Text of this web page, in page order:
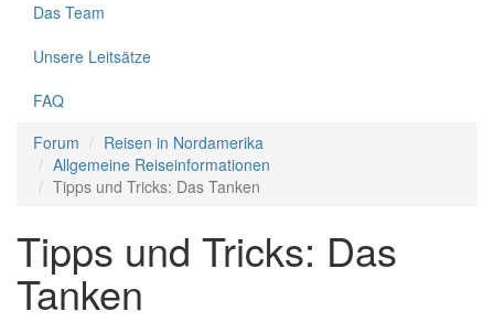
Das Team
Unsere Leitsätze
FAQ
Forum
Reisen in Nordamerika
Allgemeine Reiseinformationen
Tipps und Tricks: Das Tanken
Tipps und Tricks: Das
Tanken